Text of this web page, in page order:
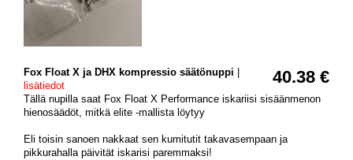
40.38 €
Fox Float X ja DHX kompressio säätönuppi
lisätiedot
Tällä nupilla saat Fox Float X Performance iskariisi sisäänmenon
hienosäädöt, mitkä elite -mallista löytyy
Eli toisin sanoen nakkaat sen kumitutit takavasempaan ja
pikkurahalla päivität iskarisi paremmaksi!